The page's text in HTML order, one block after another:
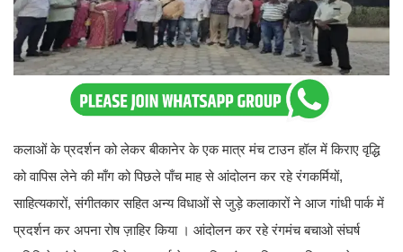
कलाओं के प्रदर्शन को लेकर बीकानेर के एक मात्र मंच टाउन हॉल में किराए वृद्धि
को वापिस लेने की माँग को पिछले पाँच माह से आंदोलन कर रहे रंगकर्मियों,
साहित्यकारों, संगीतकार सहित अन्य विधाओं से जुड़े कलाकारों ने आज गांधी पार्क में
प्रदर्शन कर अपना रोष ज़ाहिर किया । आंदोलन कर रहे रंगमंच बचाओ संघर्ष